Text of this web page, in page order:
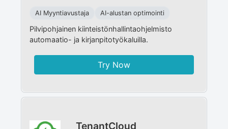
AI Myyntiavustaja AI-alustan optimointi
Pilvipohjainen kiinteistönhallintaohjelmisto
automaatio- ja kirjanpitotyökaluilla.
Try Now
TenantCloud